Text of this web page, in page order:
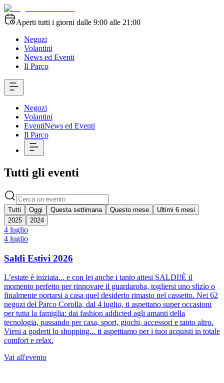
Aperti tutti i giorni dalle 9:00 alle 21:00
Negozi
Volantini
News ed Eventi
Il Parco
Negozi
Volantini
EventiNews ed Eventi
Il Parco
Tutti gli eventi
Tutti Oggi Questa settimana Questo mese
Ultimi 6 mesi
2025
2024
4 luglio
4 luglio
Saldi Estivi 2026
L’estate è iniziata... e con lei anche i tanto attesi SALDI!È il
momento perfetto per rinnovare il guardaroba, togliersi uno sfizio o
finalmente portarsi a casa quel desiderio rimasto nel cassetto. Nei 62
negozi del Parco Corolla, dal 4 luglio, ti aspettano super occasioni
per tutta la famiglia: dai fashion addicted agli amanti della
tecnologia, passando per casa, sport, giochi, accessori e tanto altro.
Vieni a goderti lo shopping... ti aspettiamo per i tuoi acquisti in totale
comfort e relax.
Vai all'evento